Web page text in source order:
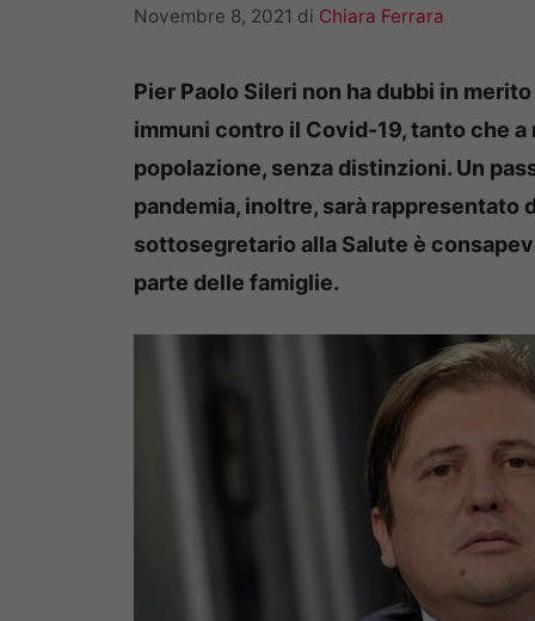
Novembre 8, 2021 di Chiara Ferrara
Pier Paolo Sileri non ha dubbi in
immuni contro il Covid-19, tanto che
popolazione, senza distinzioni. Un
pandemia, inoltre, sarà rappresentato
sottosegretario alla Salute è
parte delle famiglie.